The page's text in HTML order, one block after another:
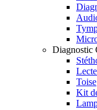
Diagnostic
Toise
Kit